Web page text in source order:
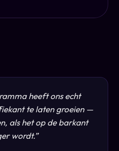
heeft ons echt
te laten groeien —
als het op de barkant
wordt.”